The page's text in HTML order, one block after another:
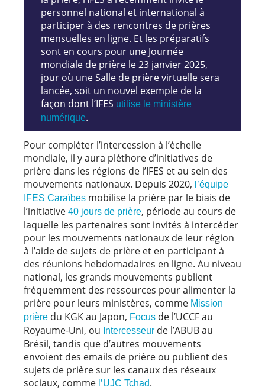
personnel national et international à
participer à des rencontres de prières
mensuelles en ligne. Et les préparatifs
sont en cours pour une Journée
mondiale de prière le 23 janvier 2025,
jour où une Salle de prière virtuelle sera
lancée, soit un nouvel exemple de la
façon dont l’IFES utilise le ministère
numérique.
Pour compléter l’intercession à l’échelle
mondiale, il y aura pléthore d’initiatives de
prière dans les régions de l’IFES et au sein des
mouvements nationaux. Depuis 2020, l’équipe
IFES Caraïbes mobilise la prière par le biais de
l’initiative 40 jours de prière, période au cours de
laquelle les partenaires sont invités à intercéder
pour les mouvements nationaux de leur région
à l’aide de sujets de prière et en participant à
des réunions hebdomadaires en ligne. Au niveau
national, les grands mouvements publient
fréquemment des ressources pour alimenter la
prière pour leurs ministères, comme Mission
prière du KGK au Japon, Focus de l’UCCF au
Royaume-Uni, ou Intercesseur de l’ABUB au
Brésil, tandis que d’autres mouvements
envoient des emails de prière ou publient des
sujets de prière sur les canaux des réseaux
sociaux, comme l’UJC Tchad.